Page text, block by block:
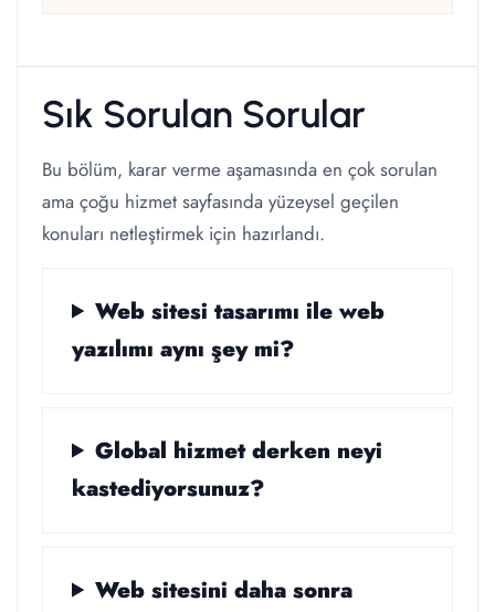
Sık Sorulan Sorular
Bu bölüm, karar verme aşamasında en çok sorulan
ama çoğu hizmet sayfasında yüzeysel geçilen
konuları netleştirmek için hazırlandı.
Web sitesi tasarımı ile web
yazılımı aynı şey mi?
Global hizmet derken neyi
kastediyorsunuz?
Web sitesini daha sonra